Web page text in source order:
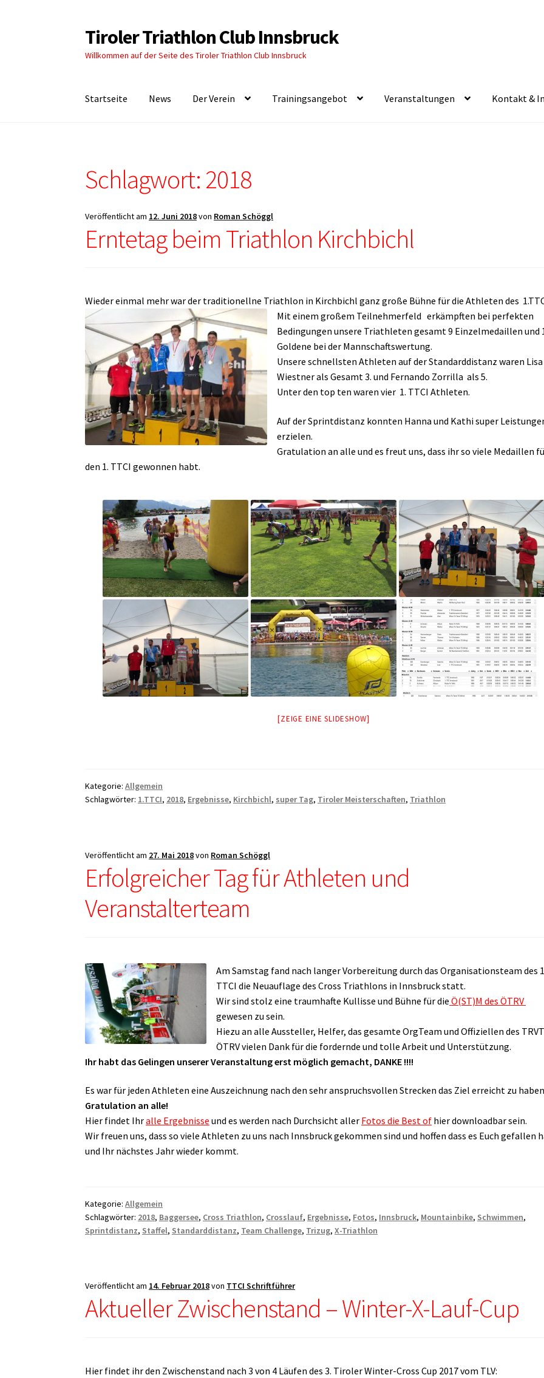
Zur
Navigation
springen
Zum
Inhalt
springen
Tiroler Triathlon Club Innsbruck
Willkommen auf der Seite des Tiroler Triathlon Club Innsbruck
Startseite News Der Verein Trainingsangebot Veranstaltungen Kontakt &
Schlagwort: 2018
Veröffentlicht am 12. Juni 2018von Roman Schöggl
Erntetag beim Triathlon Kirchbichl
Wieder einmal mehr war der traditionellne Triathlon in Kirchbichl ganz große Bühne für die Athleten des
Mit einem großem Teilnehmerfeld erkämpften bei perfekten
Bedingungen unsere Triathleten gesamt 9 Einzelmedaillen und
Goldene bei der Mannschaftswertung.
Unsere schnellsten Athleten auf der Standarddistanz waren Lisa
Wiestner als Gesamt 3. und Fernando Zorrilla als 5.
Unter den top ten waren vier 1. TTCI Athleten.
Auf der Sprintdistanz konnten Hanna und Kathi super
erzielen.
Gratulation an alle und es freut uns, dass ihr so viele Medaillen
den 1. TTCI gewonnen habt.
[ZEIGE EINE SLIDESHOW]
Kategorie:Allgemein
Schlagwörter: 1.TTCI, 2018, Ergebnisse, Kirchbichl, super Tag, Tiroler Meisterschaften, Triathlon
Veröffentlicht am 27. Mai 2018von Roman Schöggl
Erfolgreicher Tag für Athleten und
Veranstalterteam
Am Samstag fand nach langer Vorbereitung durch das Organisationsteam des
TTCI die Neuauflage des Cross Triathlons in Innsbruck statt.
Wir sind stolz eine traumhafte Kullisse und Bühne für die Ö(ST)M des ÖTRV
gewesen zu sein.
Hiezu an alle Aussteller, Helfer, das gesamte OrgTeam und Offiziellen des
ÖTRV vielen Dank für die fordernde und tolle Arbeit und Unterstützung.
Ihr habt das Gelingen unserer Veranstaltung erst möglich gemacht, DANKE !!!!
Es war für jeden Athleten eine Auszeichnung nach den sehr anspruchsvollen Strecken das Ziel erreicht zu
Gratulation an alle!
Hier findet Ihralle Ergebnisse und es werden nach Durchsicht aller Fotos die Best of hier downloadbar sein.
Wir freuen uns, dass so viele Athleten zu uns nach Innsbruck gekommen sind und hoffen dass es Euch gefallen
und Ihr nächstes Jahr wieder kommt.
Kategorie:Allgemein
Schlagwörter: 2018, Baggersee, Cross Triathlon, Crosslauf, Ergebnisse, Fotos, Innsbruck, Mountainbike, Schwimmen,
Sprintdistanz, Staffel, Standarddistanz, Team Challenge, Trizug,X-Triathlon
Veröffentlicht am 14. Februar 2018von TTCI Schriftführer
Aktueller Zwischenstand – Winter-X-Lauf-Cup
Hier findet ihr den Zwischenstand nach 3 von 4 Läufen des 3. Tiroler Winter-Cross Cup 2017 vom TLV: